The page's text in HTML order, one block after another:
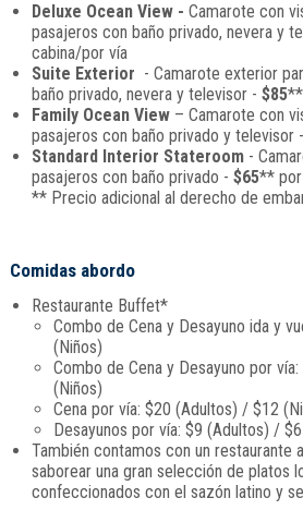
Deluxe Ocean View - Camarote con
pasajeros con baño privado, nevera y
cabina/por vía
Suite Exterior - Camarote exterior
baño privado, nevera y televisor - $85
Family Ocean View– Camarote con
pasajeros con baño privado y televisor -
Standard Interior Stateroom-
pasajeros con baño privado - $65** por
** Precio adicional al derecho de
Comidas abordo
Restaurante Buffet*
Combo de Cena y Desayuno ida y
(Niños)
Combo de Cena y Desayuno por
(Niños)
Cena por vía: $20 (Adultos) / $12
Desayunos por vía: $9 (Adultos) /
También contamos con un restaurante
saborear una gran selección de platos
confeccionados con el sazón latino y